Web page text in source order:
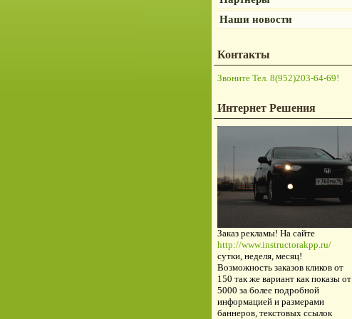
Наши новости
Контакты
Звоните Тел. 8(952)203-64-69!
Интернет Решения
Заказ рекламы! На сайте
http://www.instructorakpp.ru/
сутки, неделя, месяц!
Возможность заказов кликов от
150 так же вариант как показы от
5000 за более подробной
информацией и размерами
баннеров, текстовых ссылок